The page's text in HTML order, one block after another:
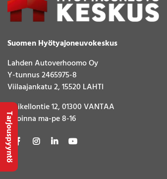
Suomen Hyötyajoneuvokeskus
Lahden Autoverhoomo Oy
Y-tunnus 2465975-8
Viilaajankatu 2, 15520 LAHTI
Sinikellontie 12, 01300 VANTAA
Avoinna ma-pe 8-16
Tarjouspyyntö